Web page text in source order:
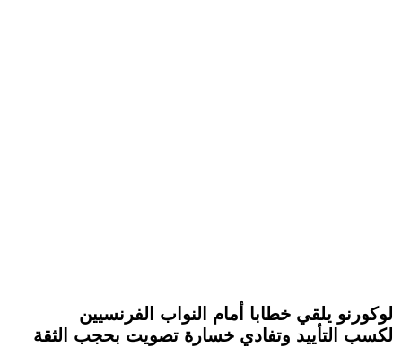
لوكورنو يلقي خطابا أمام النواب الفرنسيين
لكسب التأييد وتفادي خسارة تصويت بحجب الثقة